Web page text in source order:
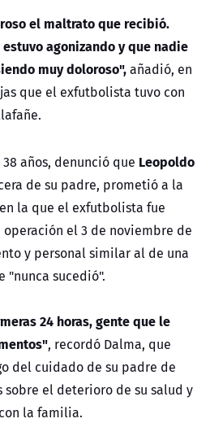
el maltrato que recibió.
agonizando y que nadie
muy doloroso",añadió, en
que el exfutbolista tuvo con
años, denunció que Leopoldo
de su padre, prometió a la
la que el exfutbolista fue
el 3 de noviembre de
y personal similar al de una
"nunca sucedió".
24 horas, gente que le
, recordó Dalma, que
del cuidado de su padre de
sobre el deterioro de su salud y
la familia.